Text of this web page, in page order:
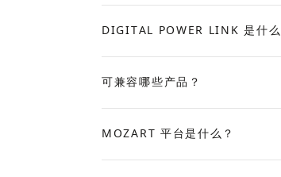
Expand
DIGITAL POWER LINK 是什么
Expand
可兼容哪些产品？
Expand
MOZART 平台是什么？
Expand